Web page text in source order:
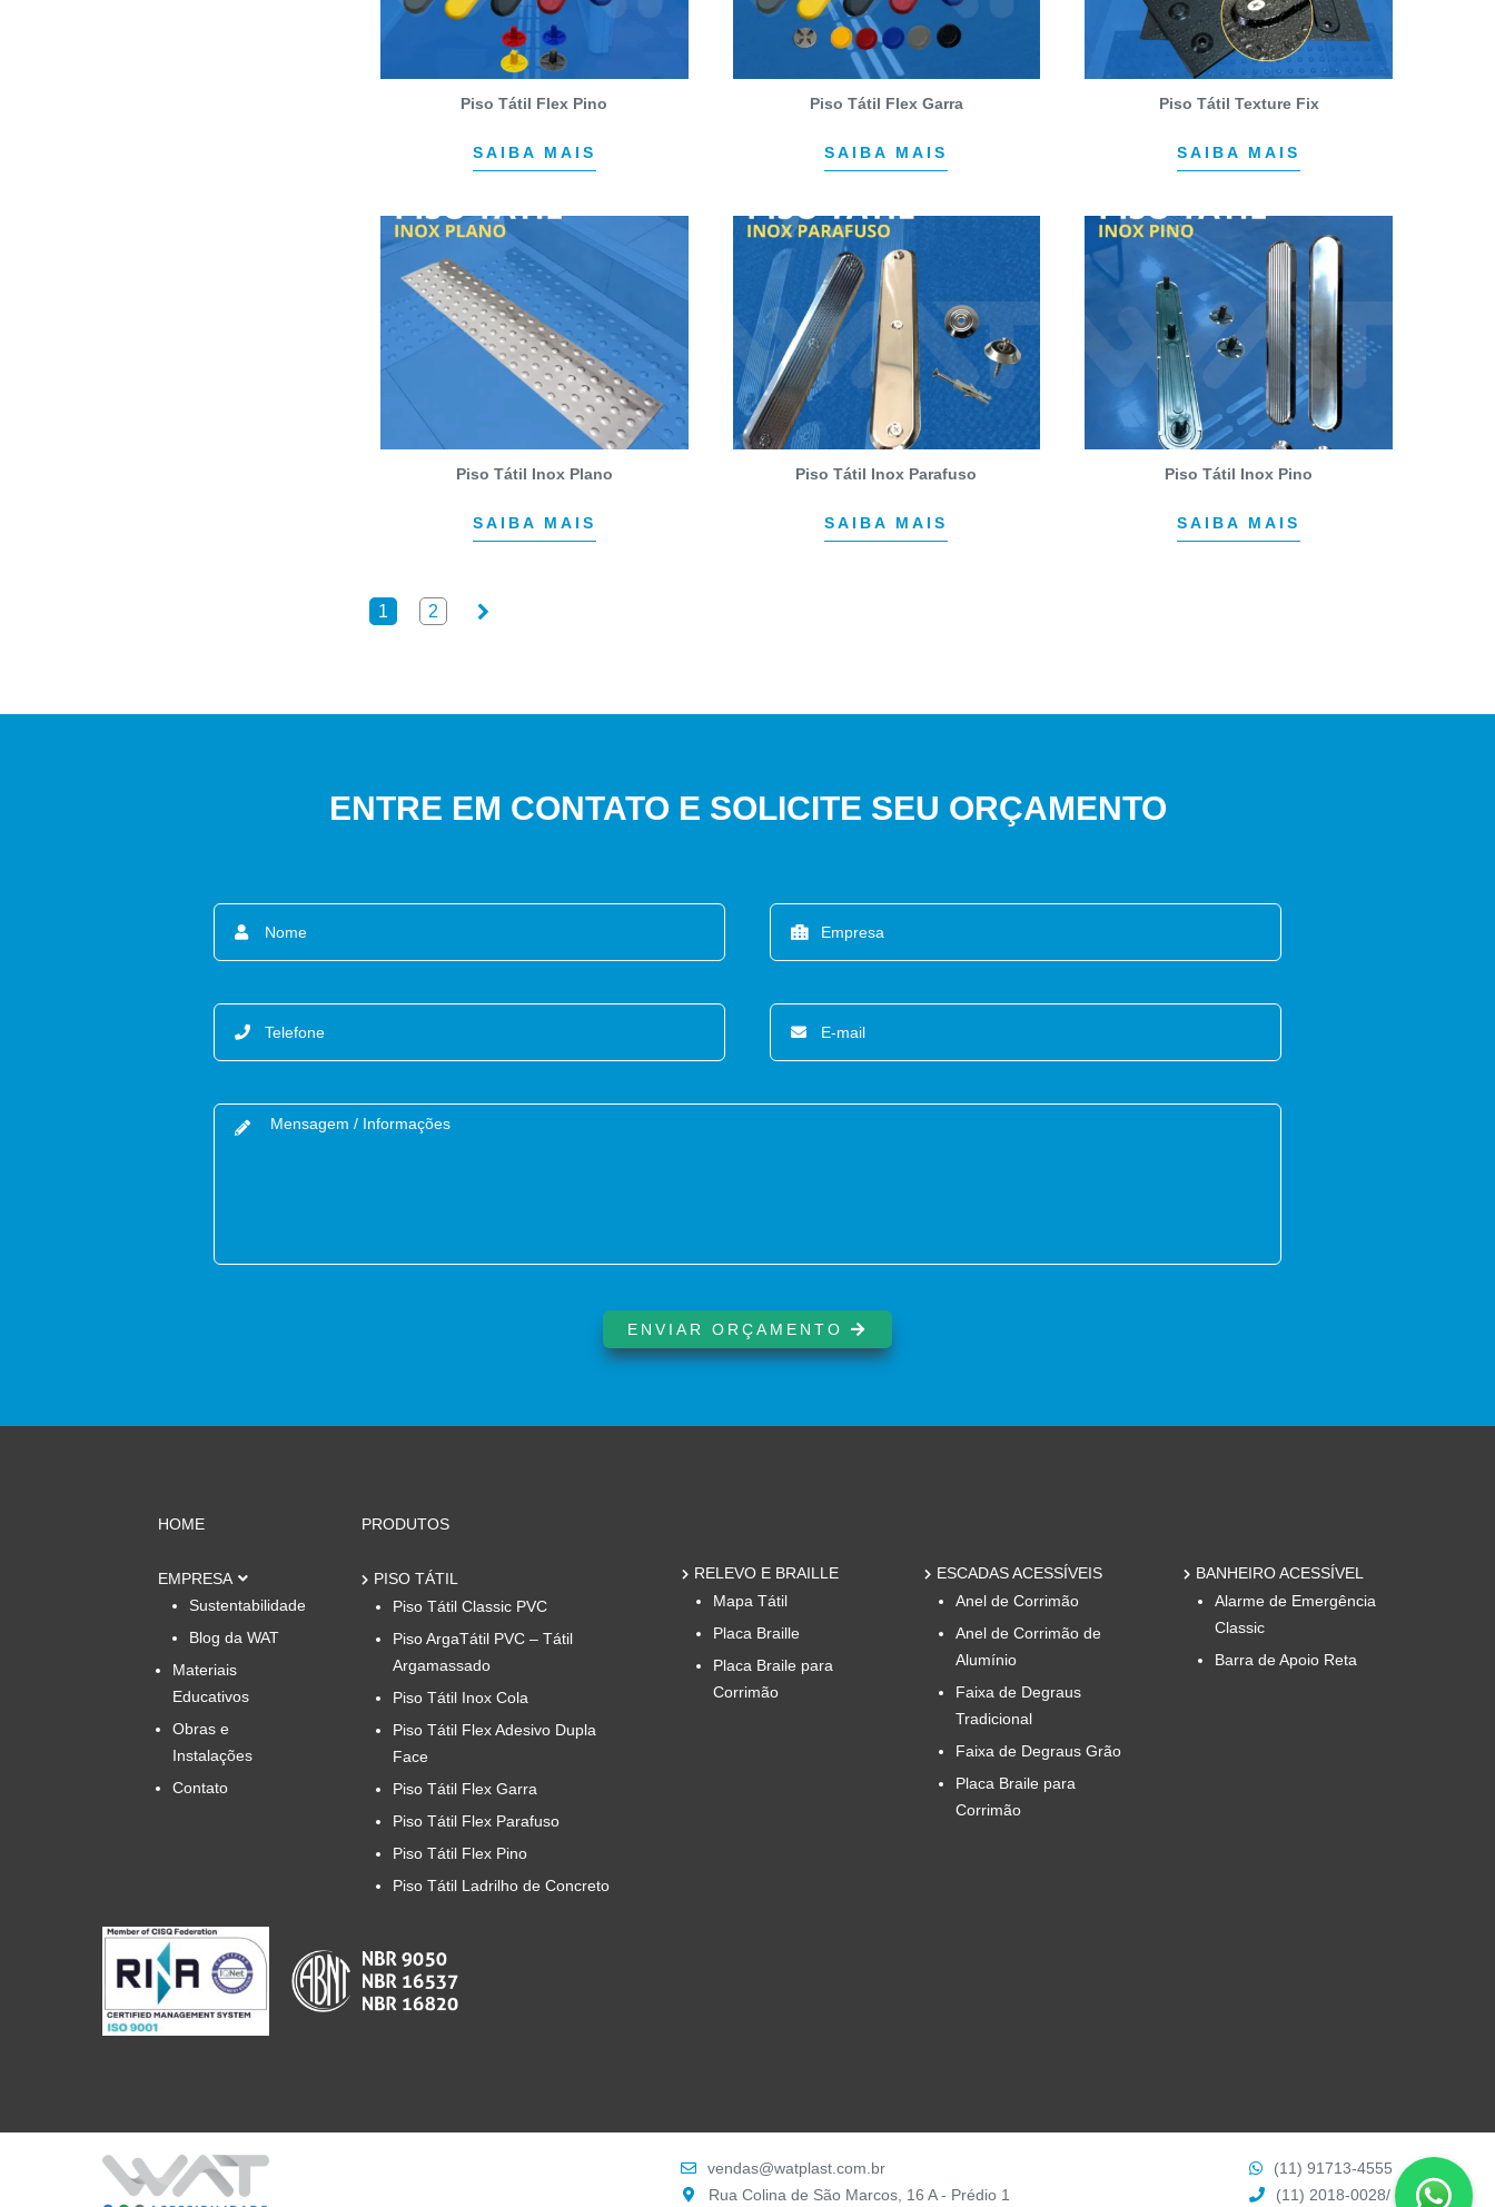
Piso Tátil Flex Pino
SAIBA MAIS
Piso Tátil Flex Garra
SAIBA MAIS
Piso Tátil Texture Fix
SAIBA MAIS
Piso Tátil Inox Plano
SAIBA MAIS
Piso Tátil Inox Parafuso
SAIBA MAIS
Piso Tátil Inox Pino
SAIBA MAIS
1 2
ENTRE EM CONTATO E SOLICITE SEU ORÇAMENTO
ENVIAR ORÇAMENTO
HOME
EMPRESA
Sustentabilidade
Blog da WAT
Materiais
Educativos
Obras e
Instalações
Contato
PRODUTOS
PISO TÁTIL
Piso Tátil Classic PVC
Piso ArgaTátil PVC – Tátil
Argamassado
Piso Tátil Inox Cola
Piso Tátil Flex Adesivo Dupla
Face
Piso Tátil Flex Garra
Piso Tátil Flex Parafuso
Piso Tátil Flex Pino
Piso Tátil Ladrilho de Concreto
RELEVO E BRAILLE
Mapa Tátil
Placa Braille
Placa Braile para
Corrimão
ESCADAS ACESSÍVEIS
Anel de Corrimão
Anel de Corrimão de
Alumínio
Faixa de Degraus
Tradicional
Faixa de Degraus Grão
Placa Braile para
Corrimão
BANHEIRO ACESSÍVEL
Alarme de Emergência
Classic
Barra de Apoio Reta
vendas@watplast.com.br
Rua Colina de São Marcos, 16 A - Prédio 1
(11) 91713-4555
(11) 2018-0028/